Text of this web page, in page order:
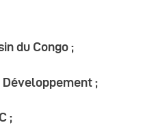
du Congo ;
;
;